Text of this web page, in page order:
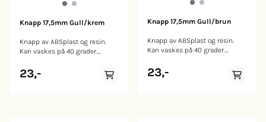
Knapp 17,5mm Gull/krem
Knapp av ABSplast og resin.
Kan vaskes på 40 grader.
23,-
Knapp 17,5mm Gull/brun
Knapp av ABSplast og resin.
Kan vaskes på 40 grader.
23,-